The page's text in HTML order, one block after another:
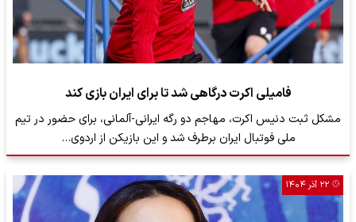
فامیلی اکرت درگاهی شد تا برای ایران بازی کند
مشکل ثبت دنیس اکرت، مهاجم دو رگه ایرانی-آلمانی، برای حضور در تیم
ملی فوتبال ایران برطرف شد و این بازیکن از اردوی…
۲۲ آذر ۱۴۰۴